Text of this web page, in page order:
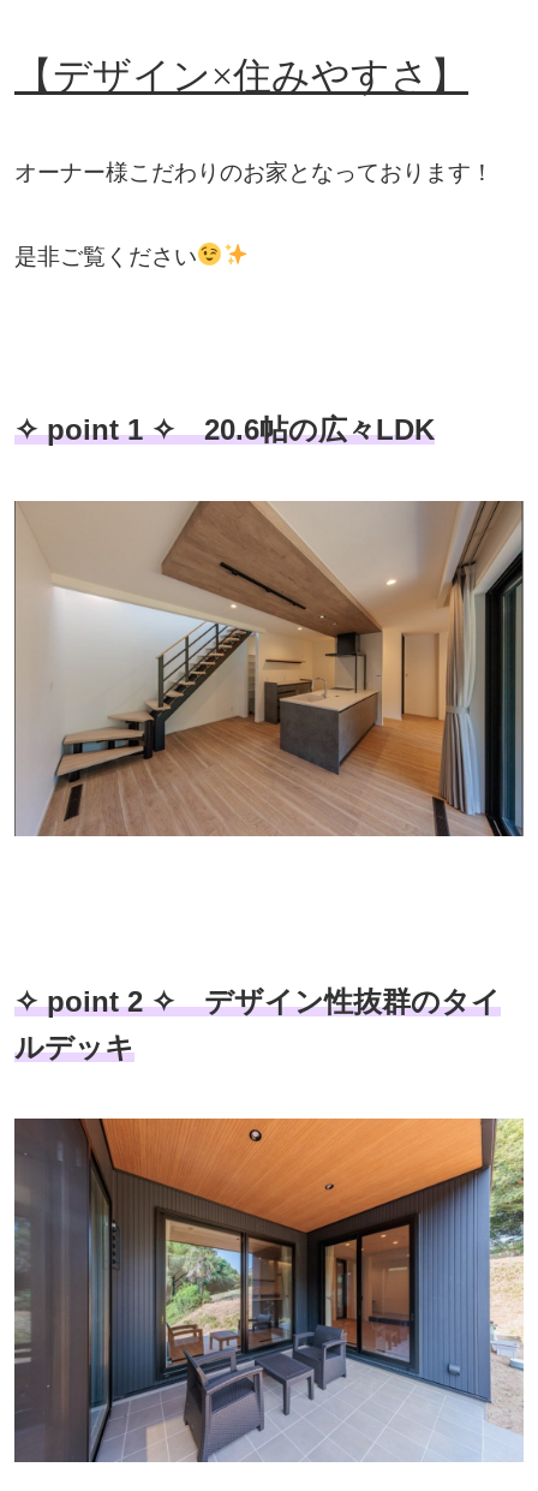
【デザイン×住みやすさ】
オーナー様こだわりのお家となっております！
是非ご覧ください
✧ point 1 ✧ 20.6帖の広々LDK
✧ point 2 ✧ デザイン性抜群のタイ
ルデッキ